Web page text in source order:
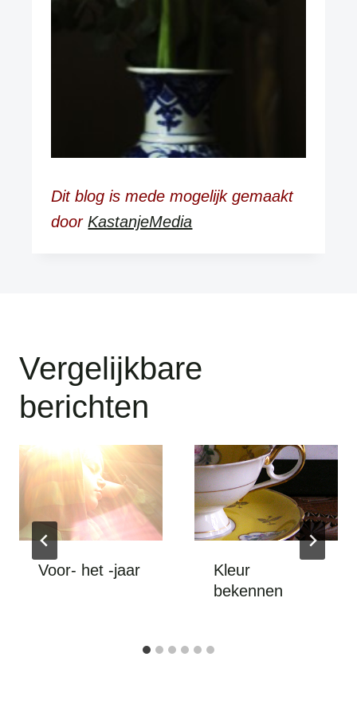
Dit blog is mede mogelijk gemaakt
doorKastanjeMedia
Vergelijkbare
berichten
Voor- het -jaar
Kleur
bekennen